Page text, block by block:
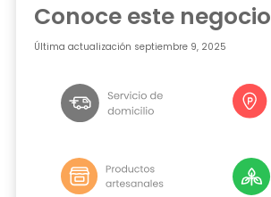
Conoce este negocio
Última actualización septiembre 9, 2025